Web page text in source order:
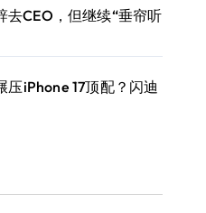
CEO，但继续“垂帘听
iPhone 17顶配？闪迪